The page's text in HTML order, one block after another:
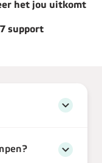
het jou uitkomt
support